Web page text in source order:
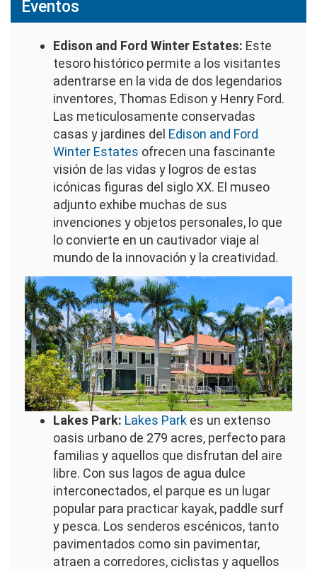
Eventos
Edison and Ford Winter Estates: Este
tesoro histórico permite a los visitantes
adentrarse en la vida de dos legendarios
inventores, Thomas Edison y Henry Ford.
Las meticulosamente conservadas
casas y jardines del Edison and Ford
Winter Estates ofrecen una fascinante
visión de las vidas y logros de estas
icónicas figuras del siglo XX. El museo
adjunto exhibe muchas de sus
invenciones y objetos personales, lo que
lo convierte en un cautivador viaje al
mundo de la innovación y la creatividad.
Imagen
Lakes Park: Lakes Park es un extenso
oasis urbano de 279 acres, perfecto para
familias y aquellos que disfrutan del aire
libre. Con sus lagos de agua dulce
interconectados, el parque es un lugar
popular para practicar kayak, paddle surf
y pesca. Los senderos escénicos, tanto
pavimentados como sin pavimentar,
atraen a corredores, ciclistas y aquellos